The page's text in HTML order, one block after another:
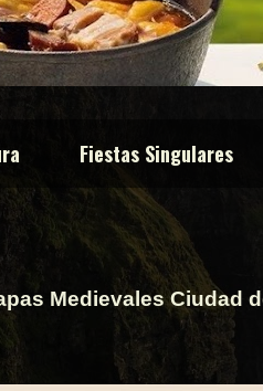
Fiestas Singulares
Medievales Ciudad